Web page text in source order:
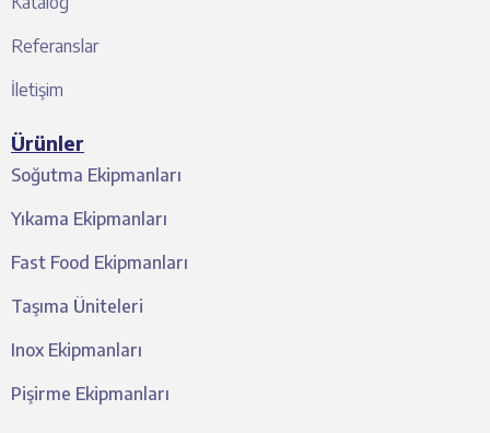
Referanslar
İletişim
Ürünler
Soğutma Ekipmanları
Yıkama Ekipmanları
Fast Food Ekipmanları
Taşıma Üniteleri
Inox Ekipmanları
Pişirme Ekipmanları